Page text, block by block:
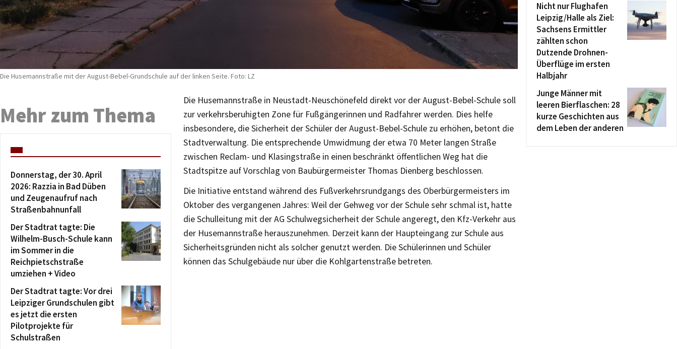
Die Husemannstraße mit der August-Bebel-Grundschule auf der linken Seite. Foto: LZ
Die Husemannstraße in Neustadt-Neuschönefeld direkt vor der August-Bebel-Schule soll
zur verkehrsberuhigten Zone für Fußgängerinnen und Radfahrer werden. Dies helfe
insbesondere, die Sicherheit der Schüler der August-Bebel-Schule zu erhöhen, betont die
Stadtverwaltung. Die entsprechende Umwidmung der etwa 70 Meter langen Straße
zwischen Reclam- und Klasingstraße in einen beschränkt öffentlichen Weg hat die
Stadtspitze auf Vorschlag von Baubürgermeister Thomas Dienberg beschlossen.
Die Initiative entstand während des Fußverkehrsrundgangs des Oberbürgermeisters im
Oktober des vergangenen Jahres: Weil der Gehweg vor der Schule sehr schmal ist, hatte
die Schulleitung mit der AG Schulwegsicherheit der Schule angeregt, den Kfz-Verkehr aus
der Husemannstraße herauszunehmen. Derzeit kann der Haupteingang zur Schule aus
Sicherheitsgründen nicht als solcher genutzt werden. Die Schülerinnen und Schüler
können das Schulgebäude nur über die Kohlgartenstraße betreten.
Mehr zum Thema
Donnerstag, der 30. April
2026: Razzia in Bad Düben
und Zeugenaufruf nach
Straßenbahnunfall
Der Stadtrat tagte: Die
Wilhelm-Busch-Schule kann
im Sommer in die
Reichpietschstraße
umziehen + Video
Der Stadtrat tagte: Vor drei
Leipziger Grundschulen gibt
es jetzt die ersten
Pilotprojekte für
Schulstraßen
Nicht nur Flughafen
Leipzig/Halle als Ziel:
Sachsens Ermittler
zählten schon
Dutzende Drohnen-
Überflüge im ersten
Halbjahr
Junge Männer mit
leeren Bierflaschen: 28
kurze Geschichten aus
dem Leben der anderen